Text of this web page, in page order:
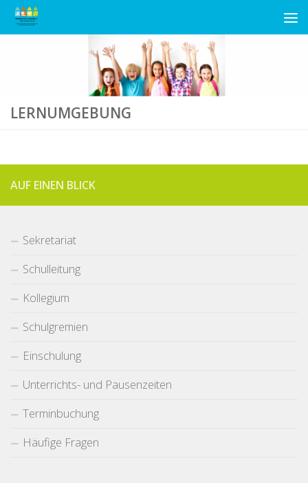
Unter dem Inhalt
LERNUMGEBUNG
AUF EINEN BLICK
Sekretariat
Schulleitung
Kollegium
Schulgremien
Einschulung
Unterrichts- und Pausenzeiten
Terminbuchung
Häufige Fragen